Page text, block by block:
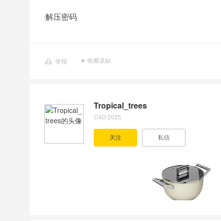
·解压密码
举报
Tropical_trees
C4D 2025